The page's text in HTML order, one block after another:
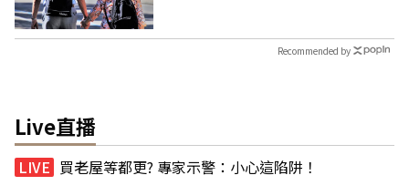
Recommended by
Live直播
買老屋等都更? 專家示警：小心這陷阱！